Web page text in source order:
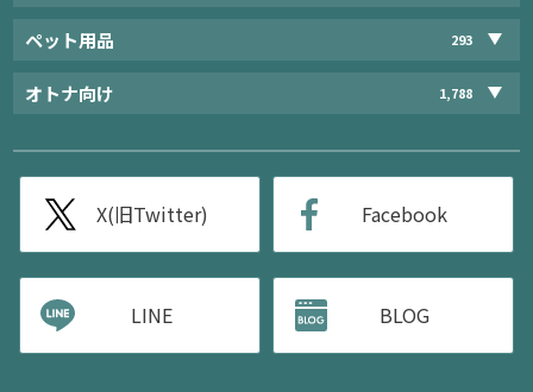
ペット用品 293
オトナ向け 1,788
X(旧Twitter) Facebook
LINE BLOG